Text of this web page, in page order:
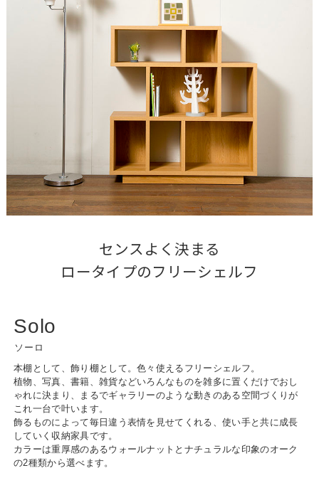
センスよく決まる
ロータイプのフリーシェルフ
Solo
ソーロ
本棚として、飾り棚として。色々使えるフリーシェルフ。
植物、写真、書籍、雑貨などいろんなものを雑多に置くだけでおし
ゃれに決まり、まるでギャラリーのような動きのある空間づくりが
これ一台で叶います。
飾るものによって毎日違う表情を見せてくれる、使い手と共に成長
していく収納家具です。
カラーは重厚感のあるウォールナットとナチュラルな印象のオーク
の2種類から選べます。